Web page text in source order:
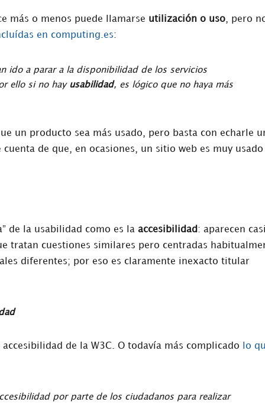
más o menos puede llamarse utilización o uso, pero
en computing.es:
ido a parar a la disponibilidad de los servicios
ello si no hay usabilidad, es lógico que no haya más
un producto sea más usado, pero basta con echarle
de que, en ocasiones, un sitio web es muy usado
de la usabilidad como es la accesibilidad : aparecen
tratan cuestiones similares pero centradas
diferentes; por eso es claramente inexacto titular
de la W3C. O todavía más complicado lo
por parte de los ciudadanos para realizar